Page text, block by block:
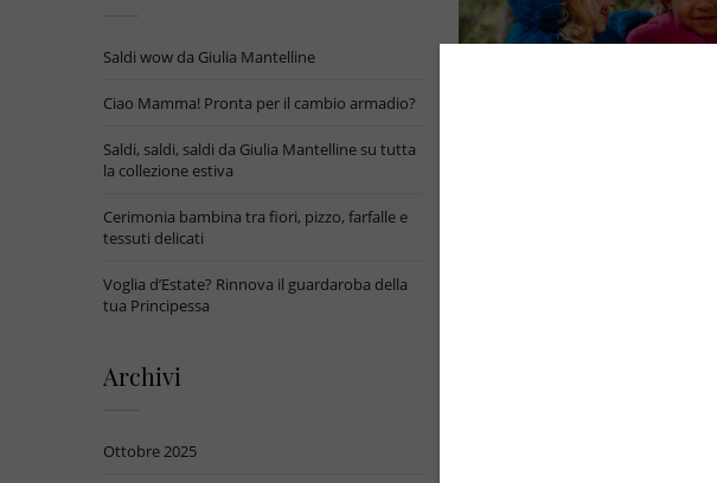
Saldi wow da Giulia Mantelline
Ciao Mamma! Pronta per il cambio armadio?
Saldi, saldi, saldi da Giulia Mantelline su tutta
la collezione estiva
Cerimonia bambina tra fiori, pizzo, farfalle e
tessuti delicati
Voglia d’Estate? Rinnova il guardaroba della
tua Principessa
Archivi
Ottobre 2025